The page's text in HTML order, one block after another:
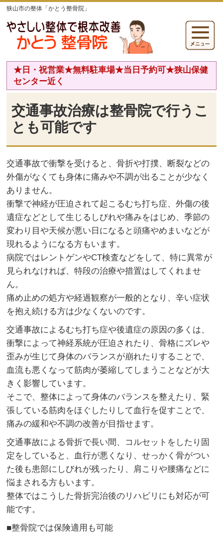
狭山市の整体「かとう整骨院」
★日・祝営業★無料駐車場★当日予約可★狭山保健
センター近く
交通事故治療は整骨院で行うこ
とも可能です
交通事故で衝撃を受けると、骨折や打撲、断裂などの
外傷がなくても身体に痛みや不調が出ることが少なく
ありません。
衝撃で神経が圧迫されて起こるむち打ち症、外傷の後
遺症などとして生じるしびれや痛みをはじめ、季節の
変わり目や天候が悪い日になると頭痛やめまいなどが
現れるようになる方もいます。
病院ではレントゲンやCT検査などをして、特に異常が
見られなければ、特段の治療や措置はしてくれませ
ん。
痛め止めの処方や経過観察が一般的となり、辛い症状
を抱え続ける方は少なくないのです。
交通事故によるむち打ち症や後遺症の原因の多くは、
衝撃によって神経系統が圧迫されたり、骨格にズレや
歪みが生じて身体のバランスが崩れたりすることで、
血流も悪くなって筋肉が萎縮してしまうことなどが大
きく影響しています。
そこで、整体によって身体のバランスを整えたり、緊
張している筋肉をほぐしたりして血行を促すことで、
痛みの緩和や不調の改善が目指せます。
交通事故による骨折で長い間、コルセットをしたり固
定をしていると、血行が悪くなり、せっかく骨がつい
た後も患部にしびれが残ったり、肩こりや腰痛などに
悩まされる方もいます。
整体ではこうした骨折完治後のリハビリにも対応が可
能です。
■整骨院では保険適用も可能